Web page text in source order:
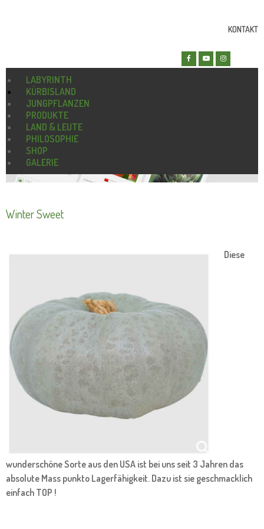
KONTAKT
LABYRINTH
KÜRBISLAND
JUNGPFLANZEN
PRODUKTE
LAND & LEUTE
PHILOSOPHIE
SHOP
GALERIE
Winter Sweet
Diese
wunderschöne Sorte aus den USA ist bei uns seit 3 Jahren das
absolute Mass punkto Lagerfähigkeit. Dazu ist sie geschmacklich
einfach TOP !